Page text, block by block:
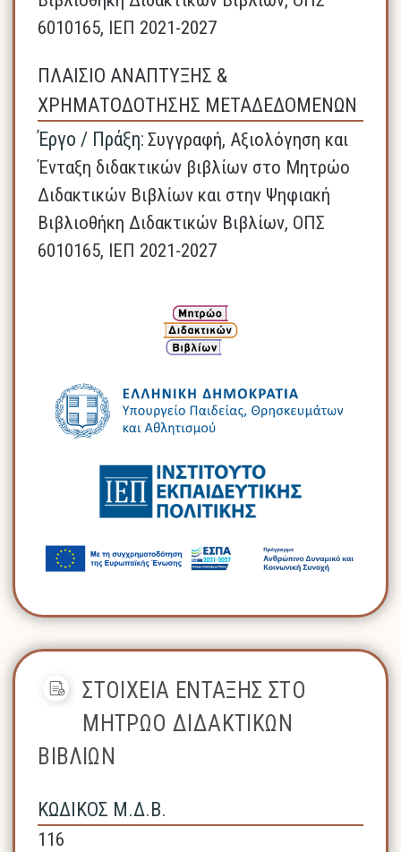
6010165, ΙΕΠ 2021-2027
ΠΛΑΙΣΙΟ ΑΝΑΠΤΥΞΗΣ &
ΧΡΗΜΑΤΟΔΟΤΗΣΗΣ ΜΕΤΑΔΕΔΟΜΕΝΩΝ
Έργο / Πράξη: Συγγραφή, Αξιολόγηση και
Ένταξη διδακτικών βιβλίων στο Μητρώο
Διδακτικών Βιβλίων και στην Ψηφιακή
Βιβλιοθήκη Διδακτικών Βιβλίων, ΟΠΣ
6010165, ΙΕΠ 2021-2027
ΣΤΟΙΧΕΙΑ ΕΝΤΑΞΗΣ ΣΤΟ
ΜΗΤΡΩΟ ΔΙΔΑΚΤΙΚΩΝ
ΒΙΒΛΙΩΝ
ΚΩΔΙΚΟΣ Μ.Δ.Β.
116